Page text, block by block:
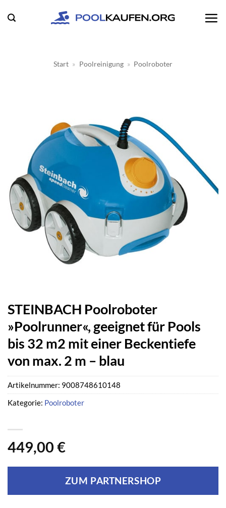
Inhalt
Start » Poolreinigung » Poolroboter
STEINBACH Poolroboter
»Poolrunner«, geeignet für Pools
bis 32 m2 mit einer Beckentiefe
von max. 2 m – blau
449,00 €
ZUM PARTNERSHOP
Artikelnummer: 9008748610148
Kategorie: Poolroboter